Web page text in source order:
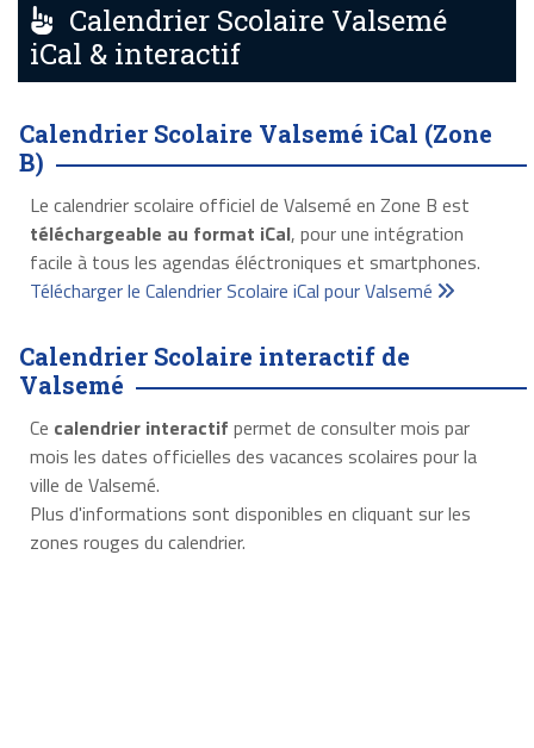
Calendrier Scolaire Valsemé
iCal & interactif
Calendrier Scolaire Valsemé iCal (Zone
B)
Le calendrier scolaire officiel de Valsemé en Zone B est
téléchargeable au format iCal, pour une intégration
facile à tous les agendas éléctroniques et smartphones.
Télécharger le Calendrier Scolaire iCal pour Valsemé
Calendrier Scolaire interactif de
Valsemé
Ce calendrier interactif permet de consulter mois par
mois les dates officielles des vacances scolaires pour la
ville de Valsemé.
Plus d'informations sont disponibles en cliquant sur les
zones rouges du calendrier.